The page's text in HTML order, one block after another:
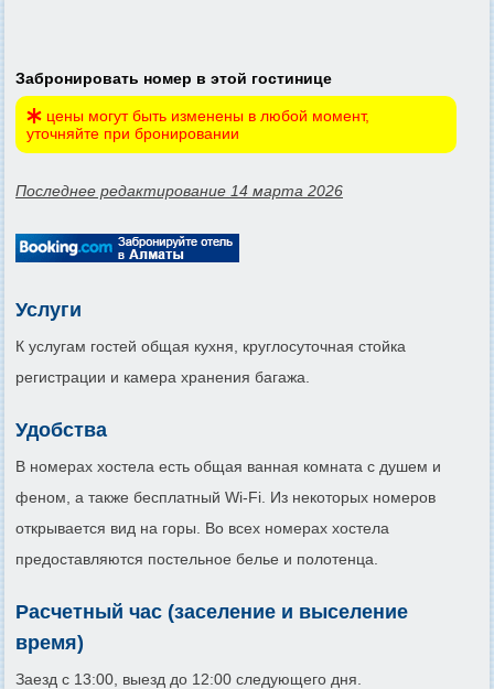
Забронировать номер в этой гостинице
цены могут быть изменены в любой момент,
уточняйте при бронировании
Последнее редактирование 14 марта 2026
Услуги
К услугам гостей общая кухня, круглосуточная стойка
регистрации и камера хранения багажа.
Удобства
В номерах хостела есть общая ванная комната с душем и
феном, а также бесплатный Wi-Fi. Из некоторых номеров
открывается вид на горы. Во всех номерах хостела
предоставляются постельное белье и полотенца.
Расчетный час (заселение и выселение
время)
Заезд с 13:00, выезд до 12:00 следующего дня.